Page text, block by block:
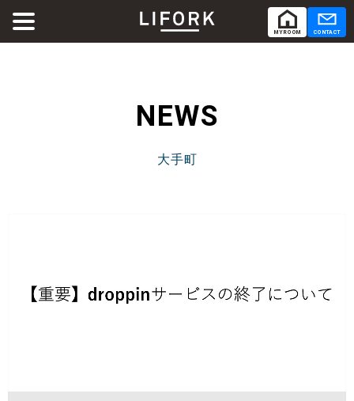
CONTACT
MY ROOM
RENTAL ROOM
LOCATIONS 場所
NEWS
大手町